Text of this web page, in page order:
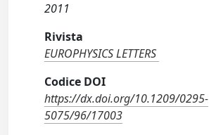
2011
Rivista
EUROPHYSICS LETTERS
Codice DOI
https://dx.doi.org/10.1209/0295-
5075/96/17003